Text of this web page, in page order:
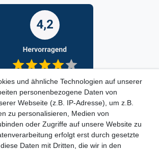
und ähnliche Technologien auf unserer
personenbezogene Daten von
Webseite (z.B. IP-Adresse), um z.B.
zu personalisieren, Medien von
oder Zugriffe auf unsere Website zu
erfolgt erst durch gesetzte
Daten mit Dritten, die wir in den